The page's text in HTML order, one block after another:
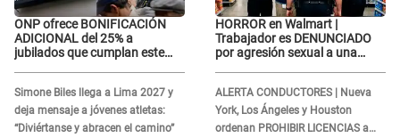
ONP ofrece BONIFICACIÓN
ADICIONAL del 25% a
jubilados que cumplan este
Simone Biles llega a Lima 2027 y
deja mensaje a jóvenes atletas:
“Diviértanse y abracen el camino”
HORROR en Walmart |
Trabajador es DENUNCIADO
por agresión sexual a una
ALERTA CONDUCTORES | Nueva
York, Los Ángeles y Houston
ordenan PROHIBIR LICENCIAS a